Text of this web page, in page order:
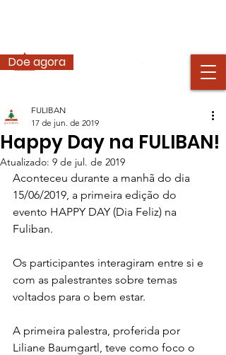
Doe agora
Happy Day na FULIBAN!
FULIBAN
17 de jun. de 2019
Atualizado: 9 de jul. de 2019
Aconteceu durante a manhã do dia
15/06/2019, a primeira edição do
evento HAPPY DAY (Dia Feliz) na
Fuliban.
Os participantes interagiram entre si e
com as palestrantes sobre temas
voltados para o bem estar.
A primeira palestra, proferida por
Liliane Baumgartl, teve como foco o